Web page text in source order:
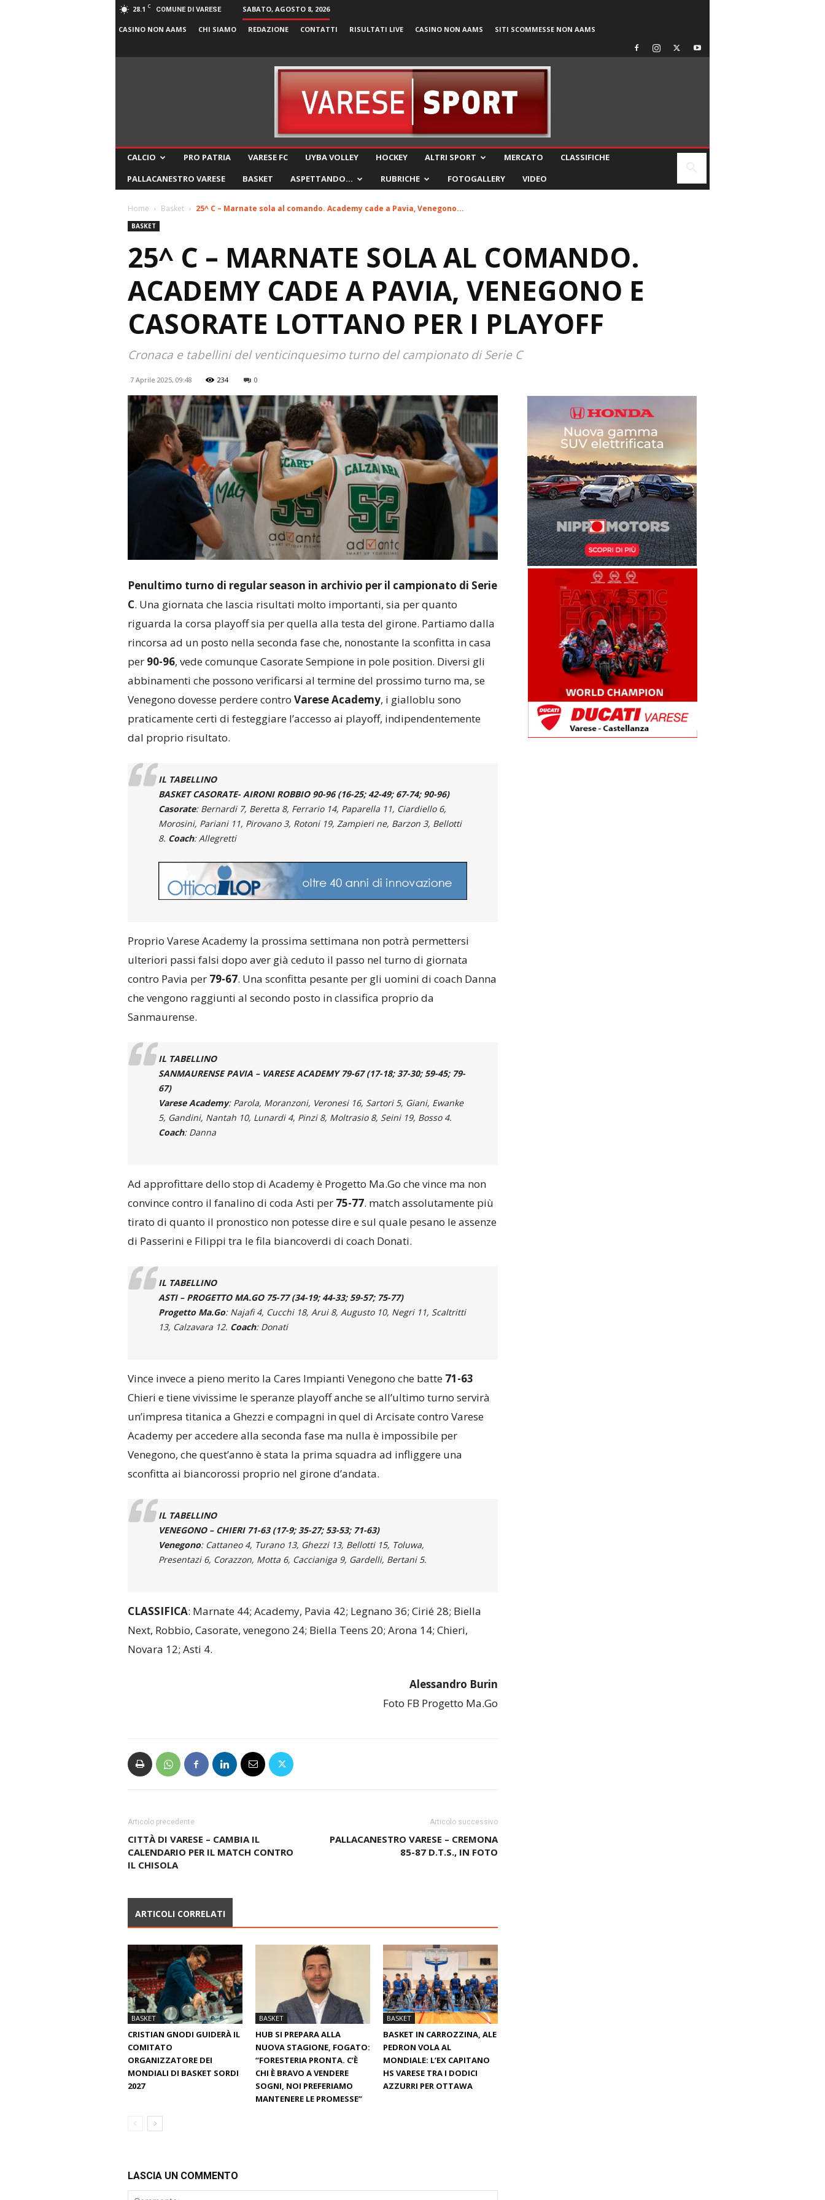
28.1 C COMUNE DI VARESE SABATO, AGOSTO 8, 2026
CASINO NON AAMS CHI SIAMO REDAZIONE CONTATTI RISULTATI LIVE CASINO NON AAMS SITI SCOMMESSE NON AAMS
CALCIO PRO PATRIA VARESE FC UYBA VOLLEY HOCKEY ALTRI SPORT MERCATO
CLASSIFICHE
PALLACANESTRO VARESE
BASKET ASPETTANDO… RUBRICHE FOTOGALLERY VIDEO
Home Basket 25^ C – Marnate sola al comando. Academy cade a Pavia, Venegono...
BASKET
25^ C – MARNATE SOLA AL COMANDO.
ACADEMY CADE A PAVIA, VENEGONO E
CASORATE LOTTANO PER I PLAYOFF
Cronaca e tabellini del venticinquesimo turno del campionato di Serie C
7 Aprile 2025, 09:48 234 0
Penultimo turno di regular season in archivio per il campionato di Serie
C. Una giornata che lascia risultati molto importanti, sia per quanto
riguarda la corsa playoff sia per quella alla testa del girone. Partiamo dalla
rincorsa ad un posto nella seconda fase che, nonostante la sconfitta in casa
per90-96, vede comunque Casorate Sempione in pole position. Diversi gli
abbinamenti che possono verificarsi al termine del prossimo turno ma, se
Venegono dovesse perdere contro Varese Academy, i gialloblu sono
praticamente certi di festeggiare l’accesso ai playoff, indipendentemente
dal proprio risultato.
IL TABELLINO
BASKET CASORATE- AIRONI ROBBIO 90-96 (16-25; 42-49; 67-74; 90-96)
Casorate: Bernardi 7, Beretta 8, Ferrario 14, Paparella 11, Ciardiello 6,
Morosini, Pariani 11, Pirovano 3, Rotoni 19, Zampieri ne, Barzon 3, Bellotti
8. Coach: Allegretti
Proprio Varese Academy la prossima settimana non potrà permettersi
ulteriori passi falsi dopo aver già ceduto il passo nel turno di giornata
contro Pavia per 79-67. Una sconfitta pesante per gli uomini di coach Danna
che vengono raggiunti al secondo posto in classifica proprio da
Sanmaurense.
IL TABELLINO
SANMAURENSE PAVIA – VARESE ACADEMY 79-67 (17-18; 37-30; 59-45; 79-
67)
Varese Academy: Parola, Moranzoni, Veronesi 16, Sartori 5, Giani, Ewanke
5, Gandini, Nantah 10, Lunardi 4, Pinzi 8, Moltrasio 8, Seini 19, Bosso 4.
Coach: Danna
Ad approfittare dello stop di Academy è Progetto Ma.Go che vince ma non
convince contro il fanalino di coda Asti per 75-77. match assolutamente più
tirato di quanto il pronostico non potesse dire e sul quale pesano le assenze
di Passerini e Filippi tra le fila biancoverdi di coach Donati.
IL TABELLINO
ASTI – PROGETTO MA.GO 75-77 (34-19; 44-33; 59-57; 75-77)
Progetto Ma.Go: Najafi 4, Cucchi 18, Arui 8, Augusto 10, Negri 11, Scaltritti
13, Calzavara 12. Coach: Donati
Vince invece a pieno merito la Cares Impianti Venegono che batte 71-63
Chieri e tiene vivissime le speranze playoff anche se all’ultimo turno servirà
un’impresa titanica a Ghezzi e compagni in quel di Arcisate contro Varese
Academy per accedere alla seconda fase ma nulla è impossibile per
Venegono, che quest’anno è stata la prima squadra ad infliggere una
sconfitta ai biancorossi proprio nel girone d’andata.
IL TABELLINO
VENEGONO – CHIERI 71-63 (17-9; 35-27; 53-53; 71-63)
Venegono: Cattaneo 4, Turano 13, Ghezzi 13, Bellotti 15, Toluwa,
Presentazi 6, Corazzon, Motta 6, Caccianiga 9, Gardelli, Bertani 5.
CLASSIFICA: Marnate 44; Academy, Pavia 42; Legnano 36; Cirié 28; Biella
Next, Robbio, Casorate, venegono 24; Biella Teens 20; Arona 14; Chieri,
Novara 12; Asti 4.
Alessandro Burin
Foto FB Progetto Ma.Go
Articolo precedente
CITTÀ DI VARESE – CAMBIA IL
CALENDARIO PER IL MATCH CONTRO
IL CHISOLA
Articolo successivo
PALLACANESTRO VARESE – CREMONA
85-87 D.T.S., IN FOTO
ARTICOLI CORRELATI
BASKET
CRISTIAN GNODI GUIDERÀ IL
COMITATO
ORGANIZZATORE DEI
MONDIALI DI BASKET SORDI
2027
BASKET
HUB SI PREPARA ALLA
NUOVA STAGIONE, FOGATO:
“FORESTERIA PRONTA. C’È
CHI È BRAVO A VENDERE
SOGNI, NOI PREFERIAMO
MANTENERE LE PROMESSE”
BASKET
BASKET IN CARROZZINA, ALE
PEDRON VOLA AL
MONDIALE: L’EX CAPITANO
HS VARESE TRA I DODICI
AZZURRI PER OTTAWA
LASCIA UN COMMENTO